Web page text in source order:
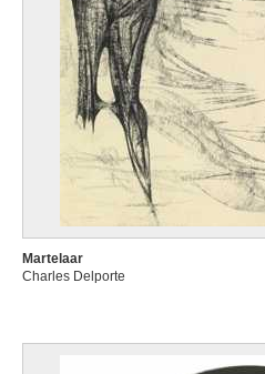
Martelaar
Charles Delporte